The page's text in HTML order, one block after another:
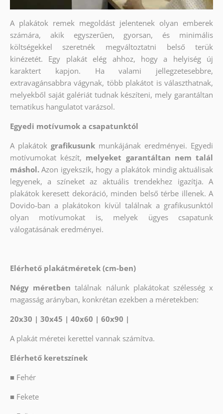
A plakátok remek megoldást jelentenek olyan emberek
számára, akik egyszerűen, gyorsan, és minimális
költségekkel szeretnék megváltoztatni belső terük
kinézetét. Egy plakát elég ahhoz, hogy a helyiség új
karaktert kapjon. Ha valami jellegzetesebbre,
extravagánsabbra vágynak, több plakátot is választhatnak,
melyekből saját galériát tudnak készíteni, mely garantáltan
tematikus hangulatot varázsol.
Egyedi motívumok a csapatunktól
A plakátok grafikusunk munkájának eredményei. Egyedi
motívumokat készít, melyeket garantáltan nem talál
máshol. Azon igyekszik, hogy a plakátok mindig aktuálisak
legyenek, a színeket az aktuális trendekhez igazítja. A
plakátok keresett dekoráció, minden belső térbe illenek. A
Dovido-ban a plakátokon kívül találnak a grafikusunktól
olyan motívumokat is, melyek ügyes csapatunk
válogatásának eredményei.
Elérhető plakátméretek (cm-ben)
Négy méretben találnak nálunk plakátokat szélesség x
magasság arányban, konkrétan ezekben a méretekben:
20x30 | 30x45 | 40x60 | 60x90 |
A plakát méretei kerettel vannak számítva.
Elérhető keretszínek
■ Fehér
■ Fekete